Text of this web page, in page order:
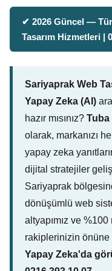
✔ 2026 Güncel —
Tasarım Hizmetleri |
Sariyaprak Web
Yapay Zeka (AI)
hazır mısınız? Tuba
olarak, markanızı
yapay zeka
dijital stratejiler
Sariyaprak
dönüşümlü web
altyapımız ve %100
rakiplerinizin önüne
Yapay Zeka'da